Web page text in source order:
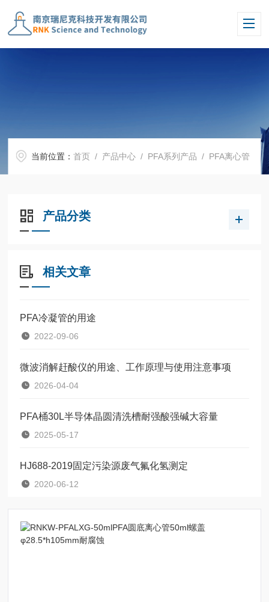
当前位置：首页 / 产品中心 / PFA系列产品 / PFA离心管
产品分类
相关文章
PFA冷凝管的用途
2022-09-06
微波消解赶酸仪的用途、工作原理与使用注意事项
2026-04-04
PFA桶30L半导体晶圆清洗槽耐强酸强碱大容量
2025-05-17
HJ688-2019固定污染源废气氟化氢测定
2020-06-12